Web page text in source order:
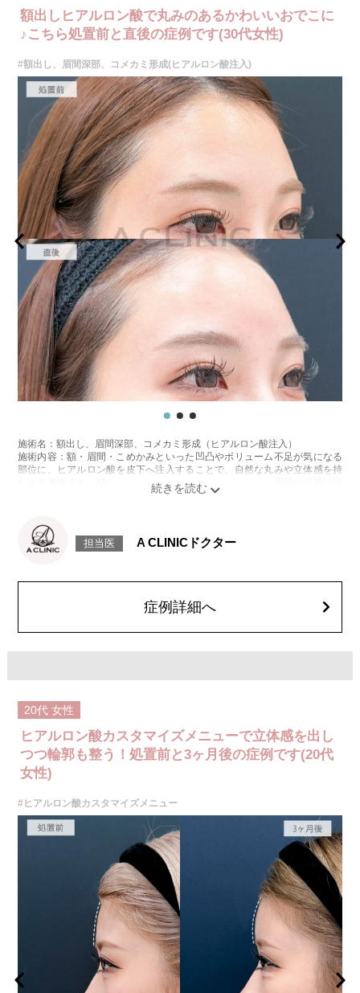
額出しヒアルロン酸で丸みのあるかわいいおでこに
♪こちら処置前と直後の症例です(30代女性)
#額出し、眉間深部、コメカミ形成(ヒアルロン酸注入)
施術名：額出し、眉間深部、コメカミ形成（ヒアルロン酸注入）
施術内容：額・眉間・こめかみといった凹凸やボリューム不足が気になる
部位に、ヒアルロン酸を皮下へ注入することで、自然な丸みや立体感を持
たせる施術です。額には丸みを出して女性らしい印象に、眉間の深部には
構造的な支えを加えてしわの改善に、こめかみにはくぼみの補正や輪郭の
施術時間：注入箇所数により異なりますが、約10分程です。
リスク、副作用：腫れ、赤み、内出血、痛み、突っ張り感などが生じるこ
週間ほどお控えください。
費用：レスチレンリフト（※横浜院限定）98,800円〜228,800円(税込)／ジ
ュビダームビスタウルトラXC 131,800円〜283,800円(税込)／ボリューマ
オプション：表面麻酔 3,300円(税込)、笑気麻酔 3,300円(税込)
※コメカミ・眉間深部は2ccまで、額は4ccまで注入可能です。
担当医 A CLINICドクター
症例詳細へ
20代 女性
ヒアルロン酸カスタマイズメニューで立体感を出し
つつ輪郭も整う！処置前と3ヶ月後の症例です(20代
女性)
#ヒアルロン酸カスタマイズメニュー